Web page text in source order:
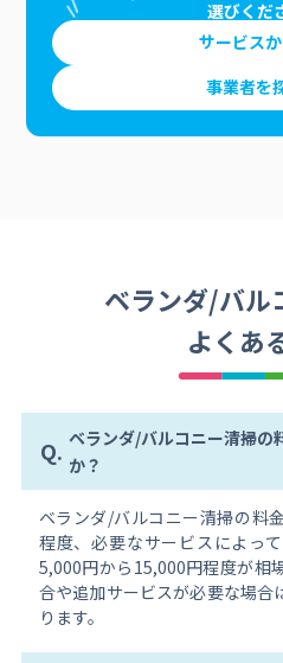
選びくだ
サービス
事業者を
ベランダ/バル
よくあ
Q. ベランダ/バルコニー清掃の
か？
ベランダ/バルコニー清掃の料
程度、必要なサービスによっ
5,000円から15,000円程度が相
合や追加サービスが必要な場合
ります。